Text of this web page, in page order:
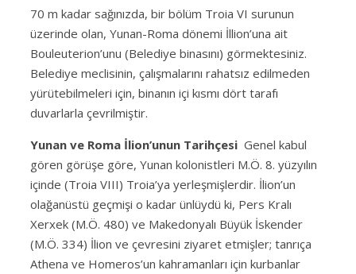
70 m kadar sağınızda, bir bölüm Troia VI surunun
üzerinde olan, Yunan-Roma dönemi İllion’una ait
Bouleuterion’unu (Belediye binasını) görmektesiniz.
Belediye meclisinin, çalışmalarını rahatsız edilmeden
yürütebilmeleri için, binanın içi kısmı dört tarafı
duvarlarla çevrilmiştir.
Yunan ve Roma İlion’unun Tarihçesi Genel kabul
gören görüşe göre, Yunan kolonistleri M.Ö. 8. yüzyılın
içinde (Troia VIII) Troia’ya yerleşmişlerdir. İlion’un
olağanüstü geçmişi o kadar ünlüydü ki, Pers Kralı
Xerxek (M.Ö. 480) ve Makedonyalı Büyük İskender
(M.Ö. 334) İlion ve çevresini ziyaret etmişler; tanrıça
Athena ve Homeros’un kahramanları için kurbanlar